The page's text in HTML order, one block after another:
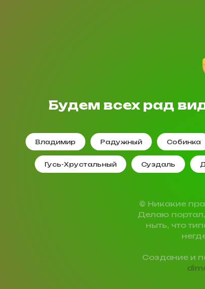
Будем всех рад
Владимир Радужный Собинка
Гусь-Хрустальный Суздаль
© Никакие
Делаю
ныть, что
Создание и